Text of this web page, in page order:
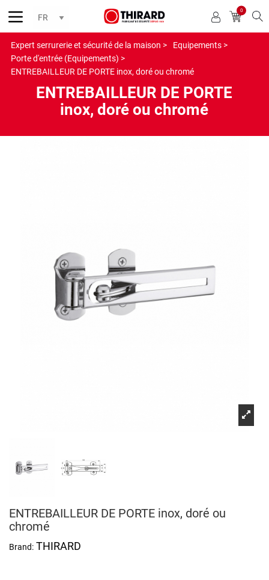
0
Expert serrurerie et sécurité de la maison >
Equipements >
Porte d'entrée (Equipements) >
ENTREBAILLEUR DE PORTE inox, doré ou chromé
ENTREBAILLEUR DE PORTE
inox, doré ou chromé
ENTREBAILLEUR DE PORTE inox, doré ou
chromé
Brand: THIRARD